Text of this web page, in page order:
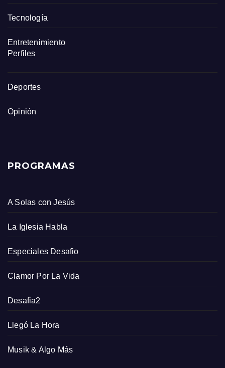
Tecnología
Entretenimiento
Perfiles
Deportes
Opinión
PROGRAMAS
A Solas con Jesús
La Iglesia Habla
Especiales Desafio
Clamor Por La Vida
Desafia2
Llegó La Hora
Musik & Algo Más